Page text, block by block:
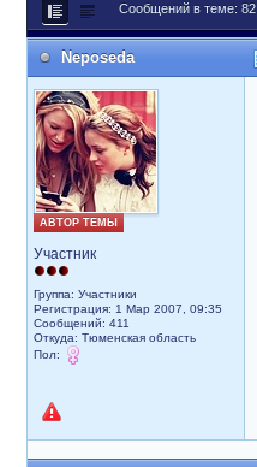
Сообщений в теме: 82
Neposeda
АВТОР ТЕМЫ
Участник
Группа: Участники
Регистрация: 1 Мар 2007, 09:35
Сообщений: 411
Откуда: Тюменская область
Пол: